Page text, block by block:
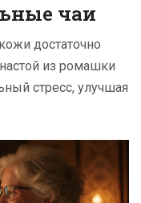
чаи
достаточно
из ромашки
стресс, улучшая